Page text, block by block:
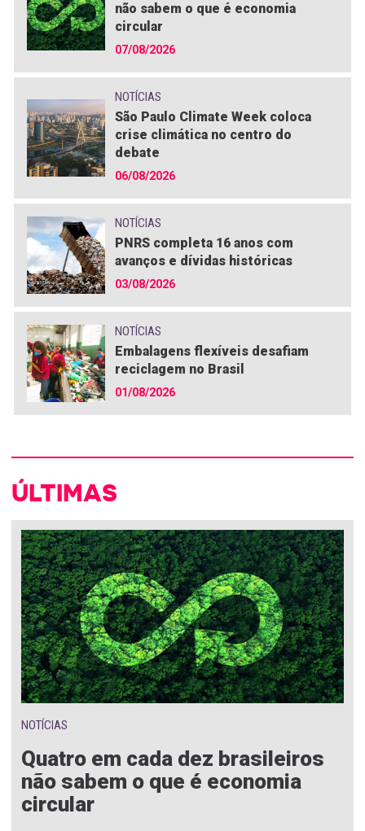
não sabem o que é economia
circular
07/08/2026
NOTÍCIAS
São Paulo Climate Week coloca
crise climática no centro do
debate
06/08/2026
NOTÍCIAS
PNRS completa 16 anos com
avanços e dívidas históricas
03/08/2026
NOTÍCIAS
Embalagens flexíveis desafiam
reciclagem no Brasil
01/08/2026
ÚLTIMAS
NOTÍCIAS
Quatro em cada dez brasileiros
não sabem o que é economia
circular